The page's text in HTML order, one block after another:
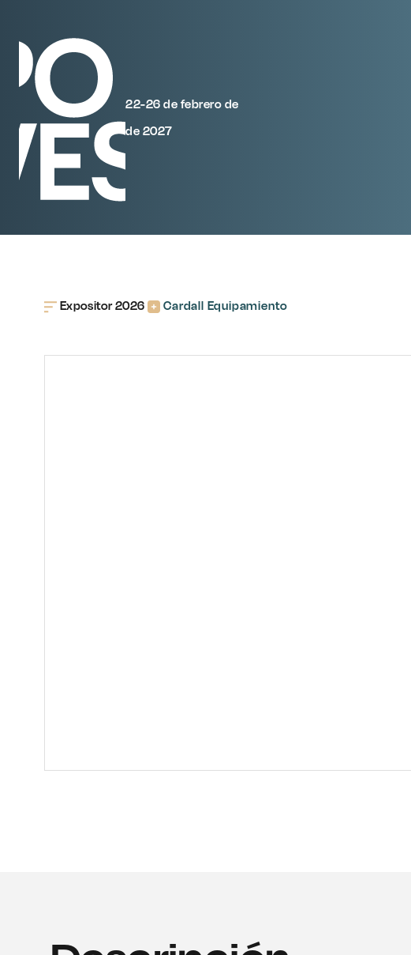
22-26 de febrero de
de 2027
Expositor 2026 Cardall Equipamiento